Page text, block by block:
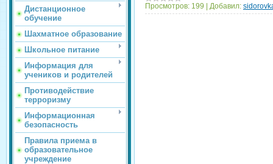
Дистанционное
обучение
Шахматное образование
Школьное питание
Информация для
учеников и родителей
Противодействие
терроризму
Информационная
безопасность
Правила приема в
образовательное
учреждение
Просмотров: 199 | Добавил: